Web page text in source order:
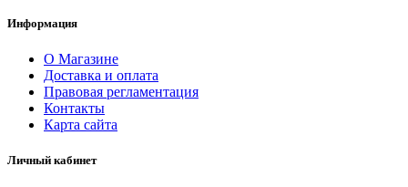
Информация
О Магазине
Доставка и оплата
Правовая регламентация
Контакты
Карта сайта
Личный кабинет